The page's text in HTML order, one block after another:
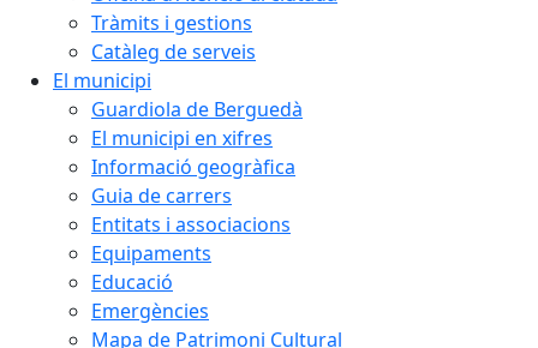
Tràmits i gestions
Catàleg de serveis
El municipi
Guardiola de Berguedà
El municipi en xifres
Informació geogràfica
Guia de carrers
Entitats i associacions
Equipaments
Educació
Emergències
Mapa de Patrimoni Cultural